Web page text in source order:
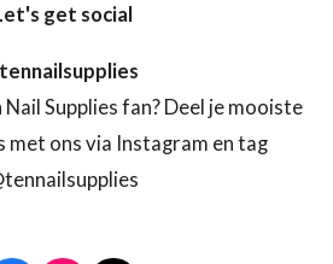
get social
Nail Supplies fan? Deel je mooiste
ons via Instagram en tag